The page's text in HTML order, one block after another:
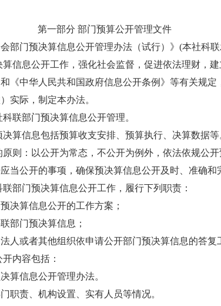
第一部分 部门预算公开管理文件
门预决算信息公开管理办法（试行）》(本社科联
息公开工作，强化社会监督，促进依法理财，建
《中华人民共和国政府信息公开条例》等有关规定
实际，制定本办法。
部门预决算信息公开管理。
信息包括预算收支安排、预算执行、决算数据等
：以公开为常态，不公开为例外，依法依规公开
当公开的事项，确保预决算信息公开及时、准确和
门预决算信息公开工作，履行下列职责：
算信息公开的工作方案；
门预决算信息；
或者其他组织依申请公开部门预决算信息的答复
内容包括：
信息公开管理办法。
责、机构设置、实有人员等情况。